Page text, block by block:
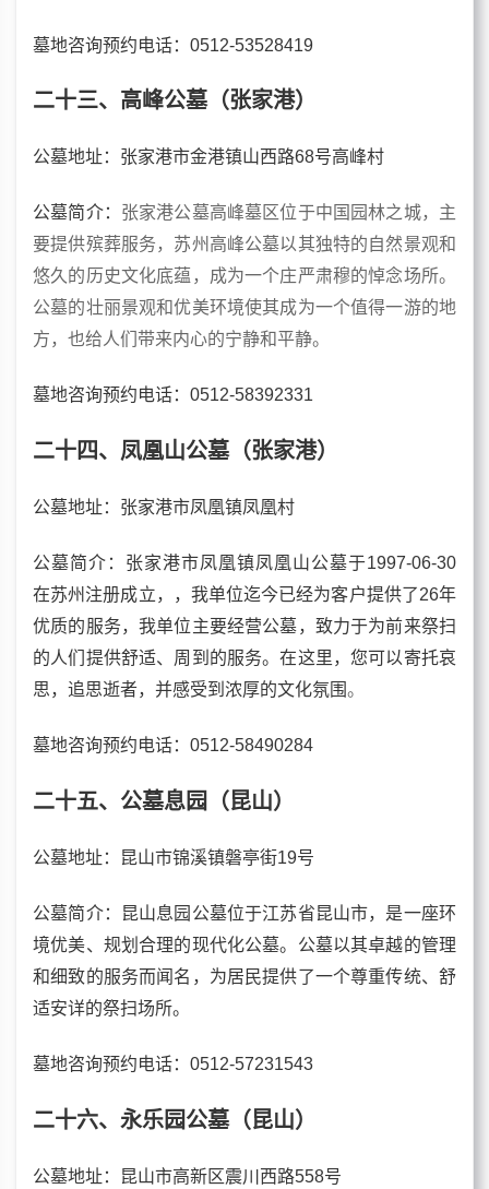
墓地咨询预约电话：0512-53528419‬
二十三、高峰公墓（张家港）
公墓地址：张家港市金港镇山西路68号高峰村
公墓简介： 张家港公墓高峰墓区位于中国园林之城，主
要提供殡葬服务，苏州高峰公墓以其独特的自然景观和
悠久的历史文化底蕴，成为一个庄严肃穆的悼念场所。
公墓的壮丽景观和优美环境使其成为一个值得一游的地
方，也给人们带来内心的宁静和平静。
墓地咨询预约电话：0512-58392331
二十四、凤凰山公墓（张家港）
公墓地址：张家港市凤凰镇凤凰村
公墓简介：张家港市凤凰镇凤凰山公墓于1997-06-30
在苏州注册成立，，我单位迄今已经为客户提供了26年
优质的服务，我单位主要经营公墓，致力于为前来祭扫
的人们提供舒适、周到的服务。在这里，您可以寄托哀
思，追思逝者，并感受到浓厚的文化氛围。
墓地咨询预约电话：0512-58490284
二十五、公墓息园（昆山）
公墓地址：昆山市锦溪镇磐亭街19号
公墓简介：昆山息园公墓位于江苏省昆山市，是一座环
境优美、规划合理的现代化公墓。公墓以其卓越的管理
和细致的服务而闻名，为居民提供了一个尊重传统、舒
适安详的祭扫场所。
墓地咨询预约电话：0512-57231543
二十六、永乐园公墓（昆山）
公墓地址：昆山市高新区震川西路558号